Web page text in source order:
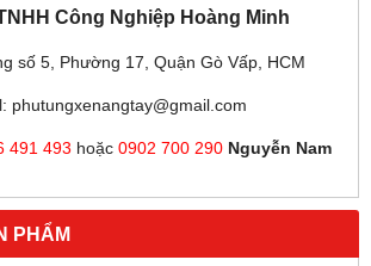
Công Nghiệp Hoàng Minh
số 5, Phường 17, Quận Gò Vấp, HCM
phutungxenangtay@gmail.com
491 493 hoặc 0902 700 290 Nguyễn Nam
PHẨM